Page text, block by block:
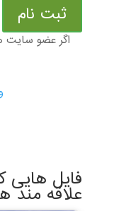
ثبت نام
اگر عضو سایت
فایل هایی
علاقه مند